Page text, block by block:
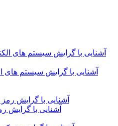
آشنایی با گرایش سیستم های
آشنایی با گرایش